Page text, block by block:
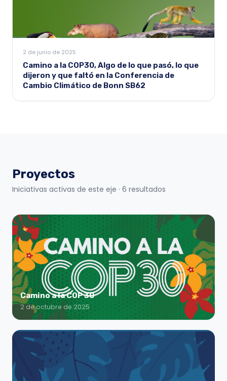
2 de junio de 2025
Camino a la COP30, Algo de lo que pasó, lo que
dijeron y que faltó en la Conferencia de
Cambio Climático de Bonn SB62
Proyectos
Iniciativas activas de este eje · 6 resultados
Camino a la COP 30
2 de octubre de 2025